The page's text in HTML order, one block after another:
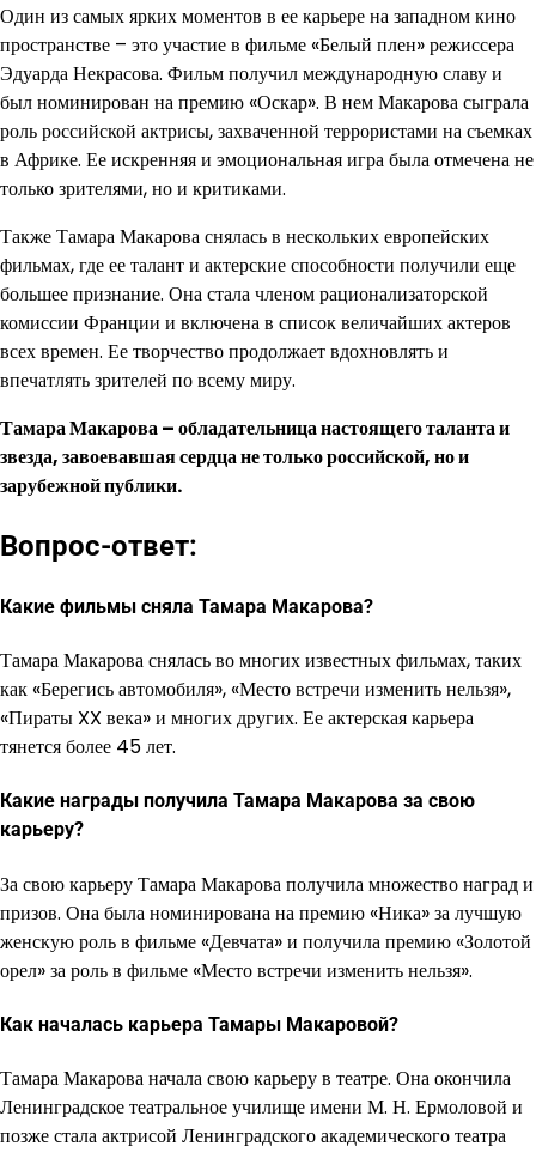
Один из самых ярких моментов в ее карьере на западном кино
пространстве – это участие в фильме «Белый плен» режиссера
Эдуарда Некрасова. Фильм получил международную славу и
был номинирован на премию «Оскар». В нем Макарова сыграла
роль российской актрисы, захваченной террористами на съемках
в Африке. Ее искренняя и эмоциональная игра была отмечена не
только зрителями, но и критиками.
Также Тамара Макарова снялась в нескольких европейских
фильмах, где ее талант и актерские способности получили еще
большее признание. Она стала членом рационализаторской
комиссии Франции и включена в список величайших актеров
всех времен. Ее творчество продолжает вдохновлять и
впечатлять зрителей по всему миру.
Тамара Макарова – обладательница настоящего таланта и
звезда, завоевавшая сердца не только российской, но и
зарубежной публики.
Вопрос-ответ:
Какие фильмы сняла Тамара Макарова?
Тамара Макарова снялась во многих известных фильмах, таких
как «Берегись автомобиля», «Место встречи изменить нельзя»,
«Пираты XX века» и многих других. Ее актерская карьера
тянется более 45 лет.
Какие награды получила Тамара Макарова за свою
карьеру?
За свою карьеру Тамара Макарова получила множество наград и
призов. Она была номинирована на премию «Ника» за лучшую
женскую роль в фильме «Девчата» и получила премию «Золотой
орел» за роль в фильме «Место встречи изменить нельзя».
Как началась карьера Тамары Макаровой?
Тамара Макарова начала свою карьеру в театре. Она окончила
Ленинградское театральное училище имени М. Н. Ермоловой и
позже стала актрисой Ленинградского академического театра